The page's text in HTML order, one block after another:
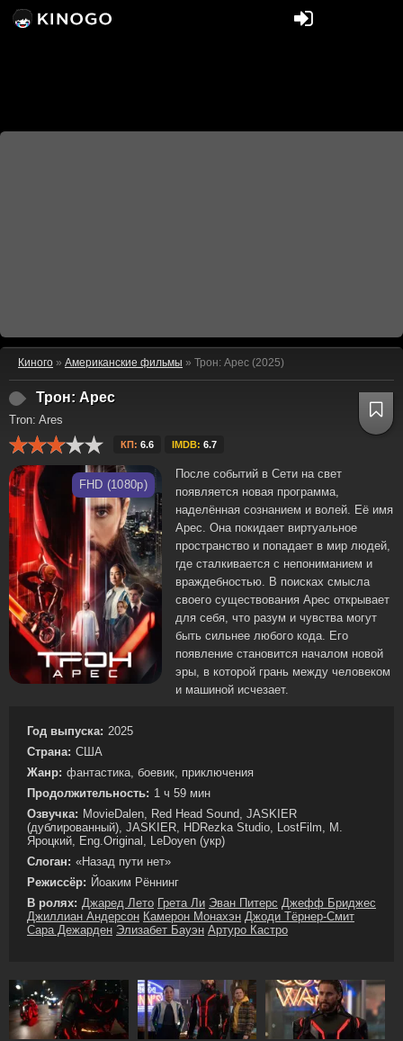
Киного » Американские фильмы » Трон: Арес (2025)
Трон: Арес
Tron: Ares
КП: 6.6 IMDB: 6.7
FHD (1080p)
После событий в Сети на свет
появляется новая программа,
наделённая сознанием и волей. Её имя
Арес. Она покидает виртуальное
пространство и попадает в мир людей,
где сталкивается с непониманием и
враждебностью. В поисках смысла
своего существования Арес открывает
для себя, что разум и чувства могут
быть сильнее любого кода. Его
появление становится началом новой
эры, в которой грань между человеком
и машиной исчезает.
Год выпуска: 2025
Страна: США
Жанр: фантастика, боевик, приключения
Продолжительность: 1 ч 59 мин
Озвучка: MovieDalen, Red Head Sound, JASKIER
(дублированный), JASKIER, HDRezka Studio, LostFilm, М.
Яроцкий, Eng.Original, LeDoyen (укр)
Слоган: «Назад пути нет»
Режиссёр: Йоаким Рённинг
В ролях: Джаред Лето Грета Ли Эван Питерс Джефф Бриджес
Джиллиан Андерсон Камерон Монахэн Джоди Тёрнер-Смит
Сара Дежарден Элизабет Бауэн Артуро Кастро